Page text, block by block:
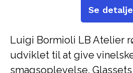
Luigi Bormioli LB Atelier
udviklet til at give
smagsoplevelse.
Se